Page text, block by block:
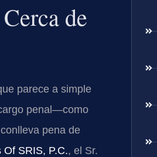
de
parece a simple
penal—como
pena de
Of SRIS, P.C., el Sr.